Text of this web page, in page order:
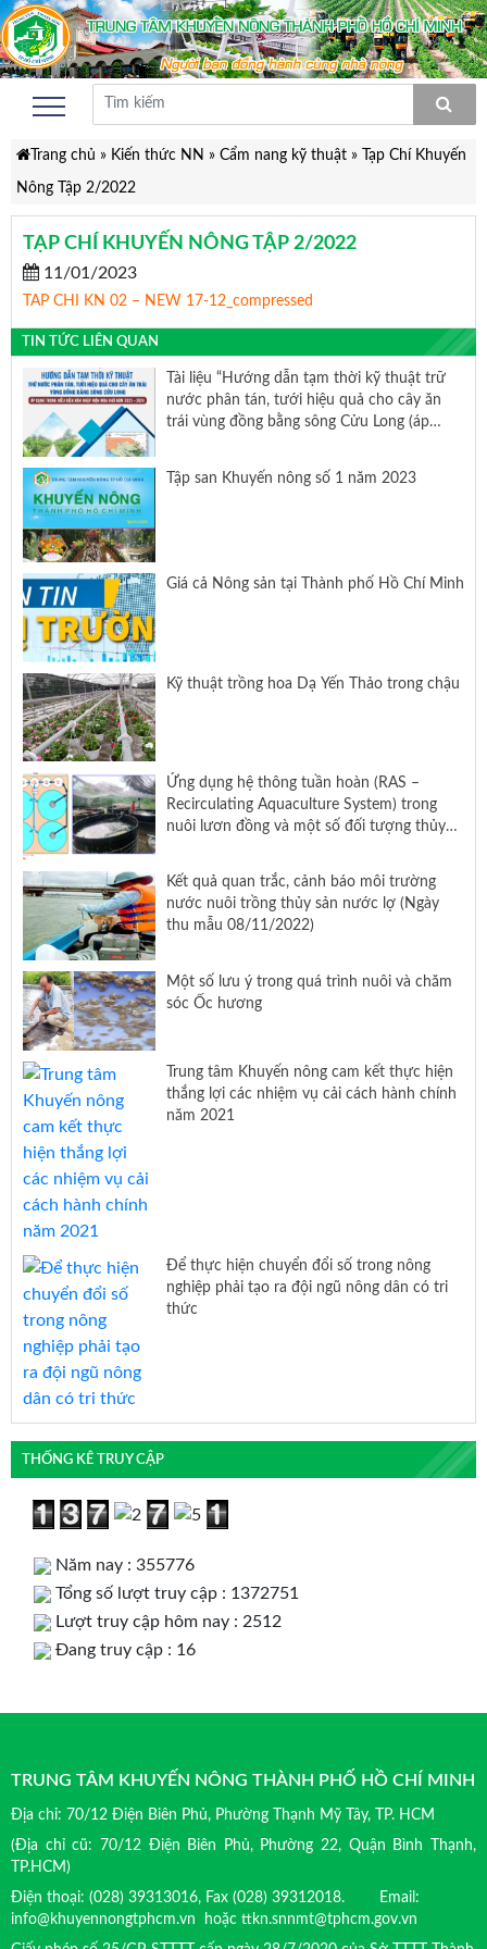
Trang chủ » Kiến thức NN » Cẩm nang kỹ thuật»
Tạp Chí Khuyến
Nông Tập 2/2022
TẠP CHÍ KHUYẾN NÔNG TẬP 2/2022
11/01/2023
TAP CHI KN 02 – NEW 17-12_compressed
TIN TỨC LIÊN QUAN
Tài liệu “Hướng dẫn tạm thời kỹ thuật trữ
nước phân tán, tưới hiệu quả cho cây ăn
trái vùng đồng bằng sông Cửu Long (áp
khô năm 2023-2024)
Tập san Khuyến nông số 1 năm 2023
Giá cả Nông sản tại Thành phố Hồ Chí Minh
Kỹ thuật trồng hoa Dạ Yến Thảo trong chậu
Ứng dụng hệ thông tuần hoàn (RAS –
Recirculating Aquaculture System) trong
nuôi lươn đồng và một số đối tượng thủy
Kết quả quan trắc, cảnh báo môi trường
nước nuôi trồng thủy sản nước lợ (Ngày
thu mẫu 08/11/2022)
Một số lưu ý trong quá trình nuôi và chăm
sóc Ốc hương
Trung tâm Khuyến nông cam kết thực hiện
thắng lợi các nhiệm vụ cải cách hành chính
năm 2021
Để thực hiện chuyển đổi số trong nông
nghiệp phải tạo ra đội ngũ nông dân có tri
thức
THỐNG KÊ TRUY CẬP
Năm nay : 355776
Tổng số lượt truy cập : 1372751
Lượt truy cập hôm nay : 2512
Đang truy cập : 16
TRUNG TÂM KHUYẾN NÔNG THÀNH PHỐ HỒ CHÍ MINH
Địa chỉ: 70/12 Điện Biên Phủ, Phường Thạnh Mỹ Tây, TP. HCM
(Địa chỉ cũ: 70/12 Điện Biên Phủ, Phường 22, Quận Bình Thạnh,
TP.HCM)
Điện thoại: (028) 39313016, Fax (028) 39312018. Email:
info@khuyennongtphcm.vn hoặc ttkn.snnmt@tphcm.gov.vn